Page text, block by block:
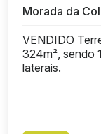
Morada da
VENDIDO
324m², sendo
laterais.